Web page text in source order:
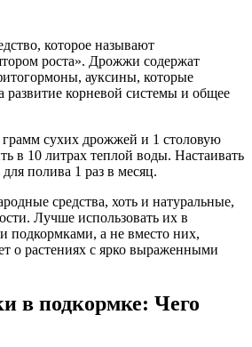
которое называют
роста». Дрожжи содержат
ауксины, которые
развитие корневой системы и общее
сухих дрожжей и 1 столовую
в 10 литрах теплой воды. Настаивать
полива 1 раз в месяц.
средства, хоть и натуральные,
Лучше использовать их в
подкормками, а не вместо них,
о растениях с ярко выраженными
в подкормке: Чего